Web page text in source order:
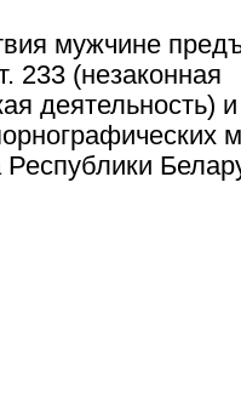
мужчине
233 (незаконная
деятельность)
Республики